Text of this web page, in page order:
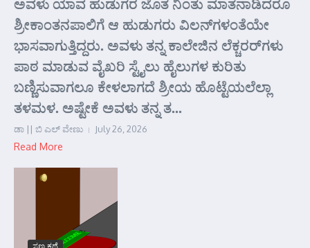
ಶ್ರೀಕಾಂತನಪಾಲಿಗೆ ಆ ಹುಡುಗರು ವಿಲನ್‌ಗಳಂತೆಯೇ
ಭಾಸವಾಗುತ್ತಿದ್ದರು. ಅವಳು ತನ್ನ ಕಾಲೇಜಿನ ಲೆಕ್ಚರರ್‌ಗಳು
ಪಾಠ ಮಾಡುವ ವೈಖರಿ ಸ್ಟೈಲು ಹೈಲುಗಳ ಕುರಿತು
ಬಣ್ಣಿಸುವಾಗಲೂ ಕೇಳಲಾಗದೆ ಶ್ರೀಯ ಹೊಟ್ಟೆಯಲೆಲ್ಲಾ
ತಳಮಳ. ಅಷ್ಟೇಕೆ ಅವಳು ತನ್ನ ತ...
ಡಾ || ಬಿ ಎಲ್ ವೇಣು July 26, 2026
Read More